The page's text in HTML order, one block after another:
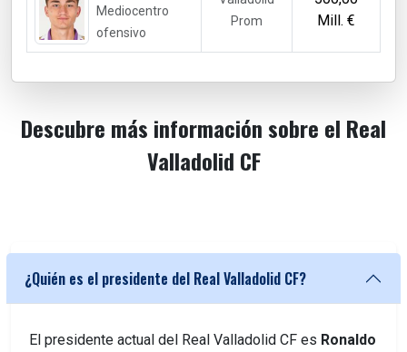
Mediocentro
ofensivo
Prom
Mill. €
Descubre más información sobre el Real
Valladolid CF
¿Quién es el presidente del Real Valladolid CF?
El presidente actual del Real Valladolid CF es Ronaldo